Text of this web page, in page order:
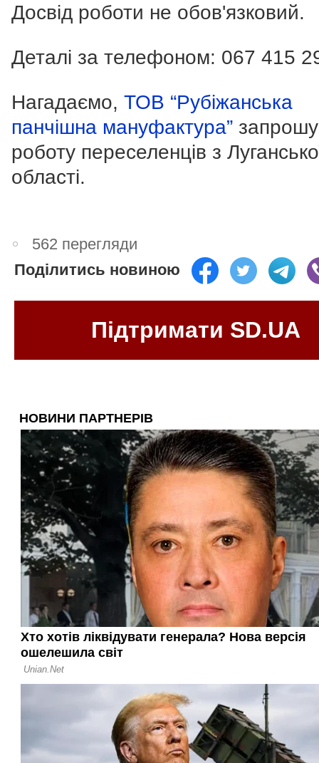
Досвід роботи не обов'язковий.
Деталі за телефоном: 067 415
Нагадаємо, ТОВ “Рубіжанська
панчішна мануфактура”
роботу переселенців з
області.
562 перегляди
Поділитись новиною
Підтримати SD.UA